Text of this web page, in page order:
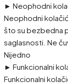
► Neophodni
Neophodni
što su bezbedna
saglasnosti. Ne
Nijedno
► Funkcionalni
Funkcionalni